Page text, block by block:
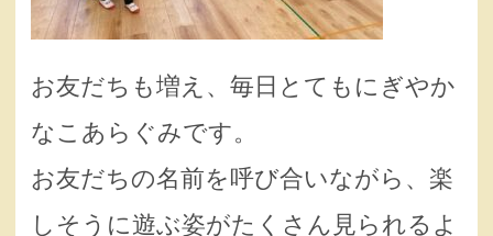
お友だちも増え、毎日とてもにぎやか
なこあらぐみです。
お友だちの名前を呼び合いながら、楽
しそうに遊ぶ姿がたくさん見られるよ